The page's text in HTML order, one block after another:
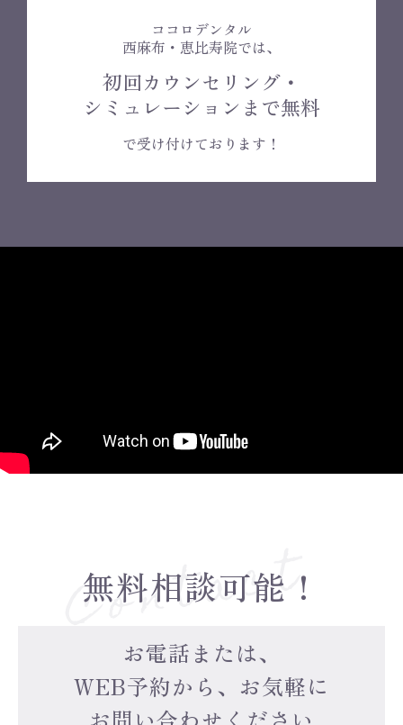
ココロデンタル
西麻布・恵比寿院では、
初回カウンセリング・
シミュレーションまで無料
で受け付けております！
無料相談可能！
お電話または、
WEB予約から、お気軽に